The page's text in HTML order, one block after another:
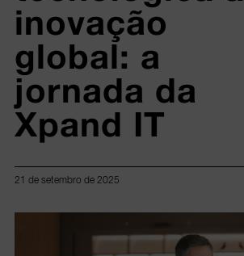
inovação
global: a
jornada da
Xpand IT
21 de setembro de 2025
Lorem ipsum dolor sit amet, consectetur